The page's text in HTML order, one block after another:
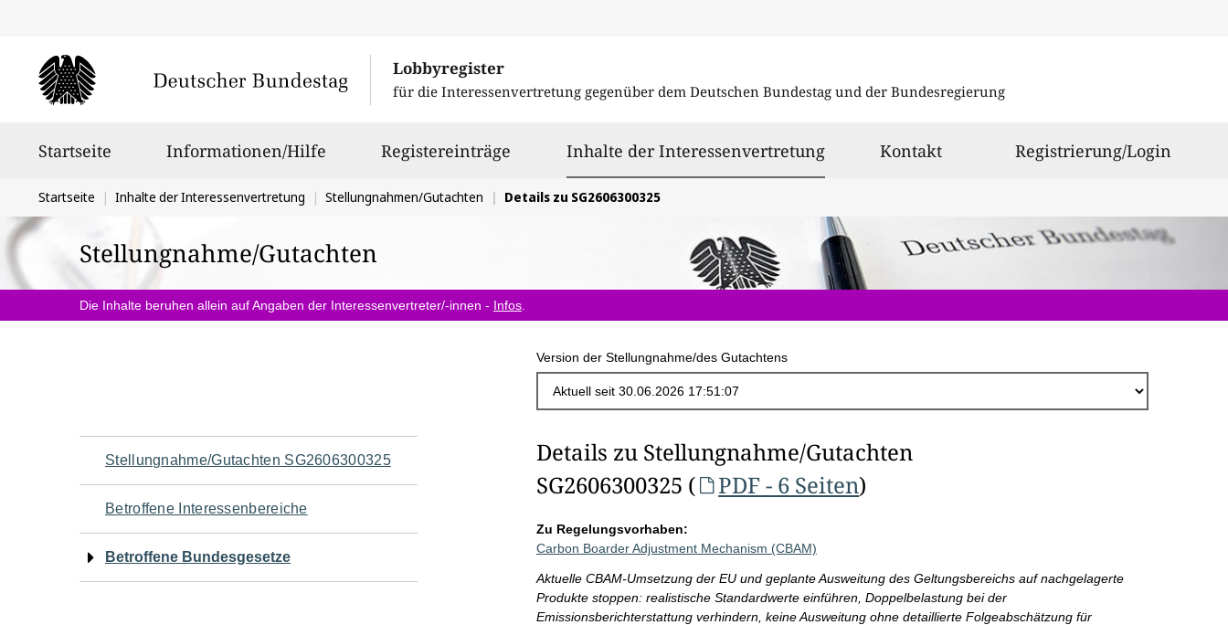
Lobbyregister
für die Interessenvertretung gegenüber dem Deutschen Bundestag und der Bundesregierung
Startseite Informationen/Hilfe Registereinträge Inhalte der Interessenvertretungausgewählt
Kontakt Registrierung/Login
Sie
befinden
sich
hier:
Startseite Inhalte der Interessenvertretung Stellungnahmen/Gutachten Details zu SG2606300325
Stellungnahme/Gutachten
Die Inhalte beruhen allein auf Angaben der Interessenvertreter/-innen - Infos
Version der Stellungnahme/des Gutachtens
Navigation
für
den
Seiteninhalt
Stellungnahme/Gutachten SG2606300325
Betroffene Interessenbereiche
Betroffene Bundesgesetze
Details zu Stellungnahme/Gutachten
SG2606300325 (
PDF - 6 Seiten)
Zu Regelungsvorhaben:
Carbon Boarder Adjustment Mechanism (CBAM)
Aktuelle CBAM-Umsetzung der EU und geplante Ausweitung des Geltungsbereichs auf nachgelagerte
Produkte stoppen: realistische Standardwerte einführen, Doppelbelastung bei der
Emissionsberichterstattung verhindern, keine Ausweitung ohne detaillierte Folgeabschätzung für